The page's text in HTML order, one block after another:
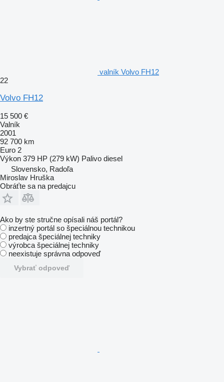
valník Volvo FH12
22
Volvo FH12
15 500 €
Valník
2001
92 700 km
Euro 2
Výkon 379 HP (279 kW) Palivo diesel
Slovensko, Radoľa
Miroslav Hruška
Obráťte sa na predajcu
Ako by ste stručne opísali náš portál?
inzertný portál so špeciálnou technikou
predajca špeciálnej techniky
výrobca špeciálnej techniky
neexistuje správna odpoveď
Vybrať odpoveď